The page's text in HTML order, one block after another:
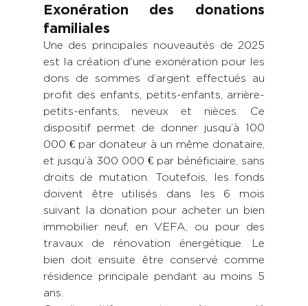
Exonération des donations
familiales
Une des principales nouveautés de 2025
est la création d'une exonération pour les
dons de sommes d’argent effectués au
profit des enfants, petits-enfants, arrière-
petits-enfants, neveux et nièces. Ce
dispositif permet de donner jusqu’à 100
000 € par donateur à un même donataire,
et jusqu’à 300 000 € par bénéficiaire, sans
droits de mutation. Toutefois, les fonds
doivent être utilisés dans les 6 mois
suivant la donation pour acheter un bien
immobilier neuf, en VEFA, ou pour des
travaux de rénovation énergétique. Le
bien doit ensuite être conservé comme
résidence principale pendant au moins 5
ans.